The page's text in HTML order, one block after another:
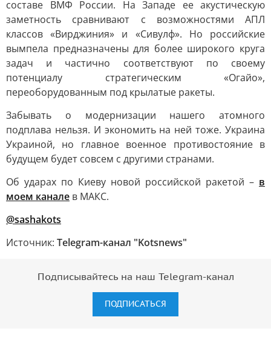
составе ВМФ России. На Западе ее акустическую
заметность сравнивают с возможностями АПЛ
классов «Вирджиния» и «Сивулф». Но российские
вымпела предназначены для более широкого круга
задач и частично соответствуют по своему
потенциалу стратегическим «Огайо»,
переоборудованным под крылатые ракеты.
Забывать о модернизации нашего атомного
подплава нельзя. И экономить на ней тоже. Украина
Украиной, но главное военное противостояние в
будущем будет совсем с другими странами.
Об ударах по Киеву новой российской ракетой – в
моем канале в МАКС.
@sashakots
Источник: Telegram-канал "Kotsnews"
Подписывайтесь на наш Telegram-канал
ПОДПИСАТЬСЯ